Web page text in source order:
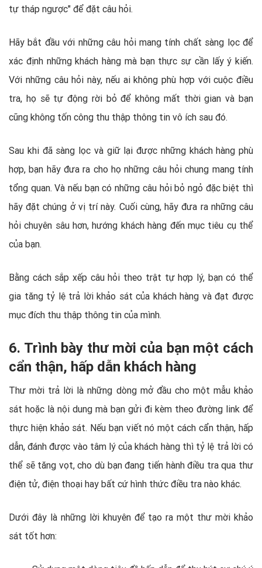
tự tháp ngược" để đặt câu hỏi.
Hãy bắt đầu với những câu hỏi mang tính chất sàng lọc để
xác định những khách hàng mà bạn thực sự cần lấy ý kiến.
Với những câu hỏi này, nếu ai không phù hợp với cuộc điều
tra, họ sẽ tự động rời bỏ để không mất thời gian và bạn
cũng không tốn công thu thập thông tin vô ích sau đó.
Sau khi đã sàng lọc và giữ lại được những khách hàng phù
hợp, bạn hãy đưa ra cho họ những câu hỏi chung mang tính
tổng quan. Và nếu bạn có những câu hỏi bỏ ngỏ đặc biệt thì
hãy đặt chúng ở vị trí này. Cuối cùng, hãy đưa ra những câu
hỏi chuyên sâu hơn, hướng khách hàng đến mục tiêu cụ thể
của bạn.
Bằng cách sắp xếp câu hỏi theo trật tự hợp lý, bạn có thể
gia tăng tỷ lệ trả lời khảo sát của khách hàng và đạt được
mục đích thu thập thông tin của mình.
6. Trình bày thư mời của bạn một cách
cẩn thận, hấp dẫn khách hàng
Thư mời trả lời là những dòng mở đầu cho một mẫu khảo
sát hoặc là nội dung mà bạn gửi đi kèm theo đường link để
thực hiện khảo sát. Nếu bạn viết nó một cách cẩn thận, hấp
dẫn, đánh được vào tâm lý của khách hàng thì tỷ lệ trả lời có
thể sẽ tăng vọt, cho dù bạn đang tiến hành điều tra qua thư
điện tử, điện thoại hay bất cứ hình thức điều tra nào khác.
Dưới đây là những lời khuyên để tạo ra một thư mời khảo
sát tốt hơn: